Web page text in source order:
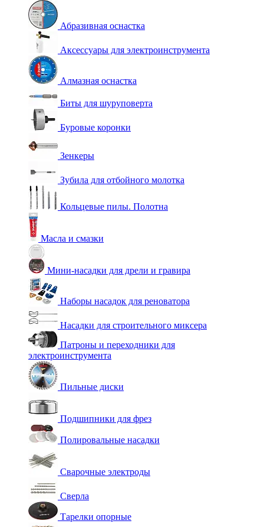
Абразивная оснастка
Аксессуары для электроинструмента
Алмазная оснастка
Биты для шуруповерта
Буровые коронки
Зенкеры
Зубила для отбойного молотка
Кольцевые пилы. Полотна
Масла и смазки
Мини-насадки для дрели и гравира
Наборы насадок для реноватора
Насадки для строительного миксера
Патроны и переходники для
электроинструмента
Пильные диски
Подшипники для фрез
Полировальные насадки
Сварочные электроды
Сверла
Тарелки опорные